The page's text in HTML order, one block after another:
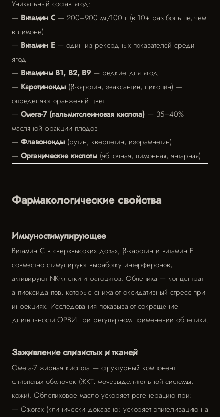
Уникальный состав ягод:
— Витамин С — 200–900 мг/100 г (в 10+ раз больше, чем
в лимоне)
— Витамин Е — один из рекордных показателей среди
ягод
— Витамины В1, В2, В9 — редкие для ягод
— Каротиноиды (β-каротин, зеаксантин, ликопин) —
определяют оранжевый цвет
— Омега-7 (пальмитолеиновая кислота) — 35–40%
масляной фракции плодов
— Флавоноиды (рутин, кверцетин, изорамнетин)
— Органические кислоты (яблочная, лимонная, янтарная)
Фармакологические свойства
Иммуностимулирующее
Витамин С в сверхвысоких дозах, β-каротин и витамин Е
совместно стимулируют выработку интерферонов,
активируют NK-клетки и фагоцитоз. Облепиха — концентрат
антиоксидантов, которые снижают оксидативный стресс при
инфекциях. Исследования показывают сокращение
длительности ОРВИ при регулярном применении облепихи.
Заживление слизистых и тканей
Омега-7 жирная кислота — структурный компонент
слизистых оболочек (ЖКТ, мочевыделительной системы,
кожи). Облепиховое масло ускоряет регенерацию при:
— Ожогах (клинически доказано: ускоряет эпителизацию на